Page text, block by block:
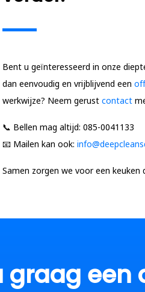
Bent u geïnteresseerd in onze
dan eenvoudig en vrijblijvend een
werkwijze? Neem gerust contact
📞 Bellen mag altijd: 085-0041133
📧 Mailen kan ook:
Samen zorgen we voor een
graag een